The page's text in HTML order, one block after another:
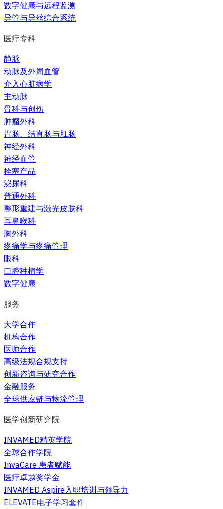
数字健康与远程监测
导管与导丝综合系统
医疗专科
静脉
动脉及外周血管
介入心脏病学
主动脉
骨科与创伤
肿瘤外科
胃肠、结直肠与肛肠
神经外科
神经血管
栓塞产品
泌尿科
普通外科
整形重建与激光皮肤科
耳鼻喉科
胸外科
疼痛学与疼痛管理
眼科
口腔种植学
数字健康
服务
大学合作
机构合作
医师合作
高级法规合规支持
创新咨询与研究合作
金融服务
全球供应链与物流管理
医学创新研究院
INVAMED精英学院
全球合作学院
InvaCare 患者赋能
医疗卓越奖学金
INVAMED Aspire入职培训与领导力
ELEVATE电子学习套件